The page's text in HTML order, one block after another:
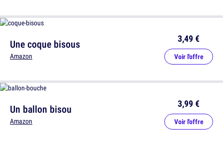
Une coque bisous
Amazon
3,49 €
Voir l'offre
Un ballon bisou
Amazon
3,99 €
Voir l'offre